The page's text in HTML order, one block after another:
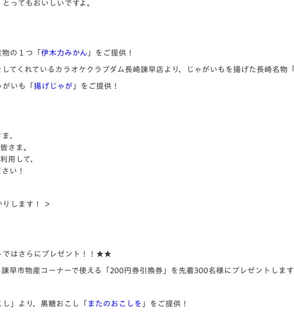
ってもおいしいですよ。
の１つ「 伊木力みかん 」をご提供！
てくれているカラオケクラブダム長崎諫早店より、じゃがいもを揚げた長崎名物「
いも「 揚げじゃが 」をご提供！
、
さま。
用して、
い！
します！ ＞
はさらにプレゼント！！★★
早市物産コーナーで使える「200円券引換券」を先着300名様にプレゼントします
」より、黒糖おこし「 またのおこしを 」をご提供！